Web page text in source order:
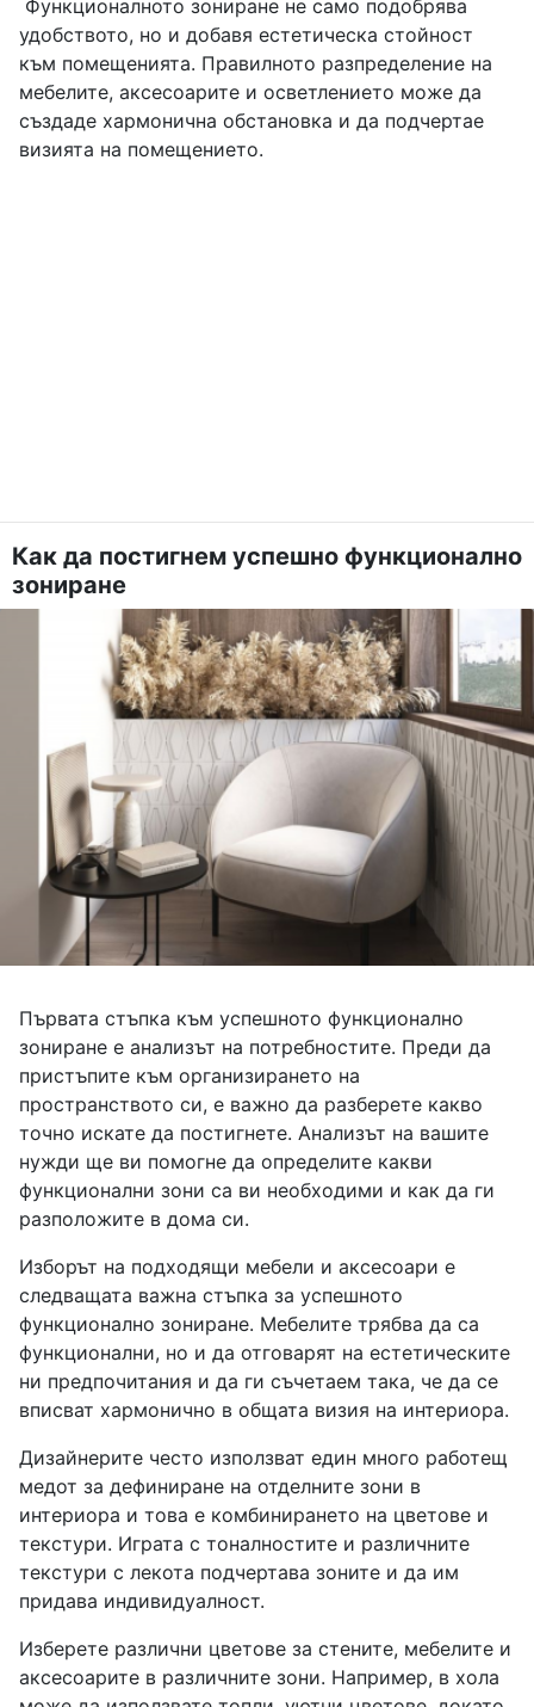
Функционалното зониране не само подобрява
удобството, но и добавя естетическа стойност
към помещенията. Правилното разпределение на
мебелите, аксесоарите и осветлението може да
създаде хармонична обстановка и да подчертае
визията на помещението.
Как да постигнем успешно функционално
зониране
Първата стъпка към успешното функционално
зониране е анализът на потребностите. Преди да
пристъпите към организирането на
пространството си, е важно да разберете какво
точно искате да постигнете. Анализът на вашите
нужди ще ви помогне да определите какви
функционални зони са ви необходими и как да ги
разположите в дома си.
Изборът на подходящи мебели и аксесоари е
следващата важна стъпка за успешното
функционално зониране. Мебелите трябва да са
функционални, но и да отговарят на естетическите
ни предпочитания и да ги съчетаем така, че да се
вписват хармонично в общата визия на интериора.
Дизайнерите често използват един много работещ
медот за дефиниране на отделните зони в
интериора и това е комбинирането на цветове и
текстури. Играта с тоналностите и различните
текстури с лекота подчертава зоните и да им
придава индивидуалност.
Изберете различни цветове за стените, мебелите и
аксесоарите в различните зони. Например, в хола